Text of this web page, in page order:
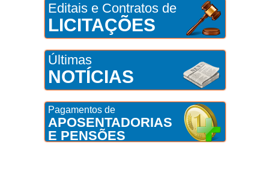
Editais e Contratos de
LICITAÇÕES
Últimas
NOTÍCIAS
Pagamentos de
APOSENTADORIAS
E PENSÕES